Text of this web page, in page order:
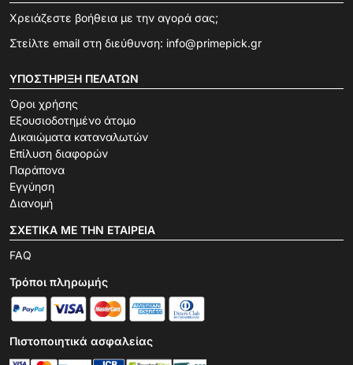
Χρειάζεστε βοήθεια με την αγορά σας;
Στείλτε email στη διεύθυνση: info@primepick.gr
ΥΠΟΣΤΉΡΙΞΗ ΠΕΛΑΤΏΝ
Όροι χρήσης
Εξουσιοδοτημένο άτομο
Δικαιώματα καταναλωτών
Επίλυση διαφορών
Παράπονα
Εγγύηση
Διανομή
ΣΧΕΤΙΚΆ ΜΕ ΤΗΝ ΕΤΑΙΡΕΊΑ
FAQ
Τρόποι πληρωμής
Πιστοποιητικά ασφαλείας